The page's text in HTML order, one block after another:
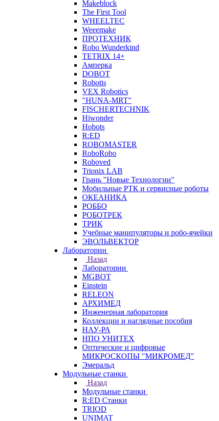
Makeblock
The First Tool
WHEELTEC
Weeemake
ПРОТЕХНИК
Robo Wunderkind
TETRIX 14+
Амперка
DOBOT
Robotis
VEX Robotics
"HUNA-MRT"
FISCHERTECHNIK
Hiwonder
Hobots
R:ED
ROBOMASTER
RoboRobo
Roboved
Trionix LAB
Грань "Новые Технологии"
Мобильные РТК и сервисные роботы
ОКЕАНИКА
РОББО
РОБОТРЕК
ТРИК
Учебные манипуляторы и робо-ячейки
ЭВОЛЬВЕКТОР
Лаборатории
Назад
Лаборатории
MGBOT
Einstein
RELEON
АРХИМЕД
Инженерная лаборатория
Коллекции и наглядные пособия
НАУ-РА
НПО УНИТЕХ
Оптические и цифровые
МИКРОСКОПЫ "МИКРОМЕД"
Эмеральд
Модульные станки
Назад
Модульные станки
R:ED Станки
TRIOD
UNIMAT